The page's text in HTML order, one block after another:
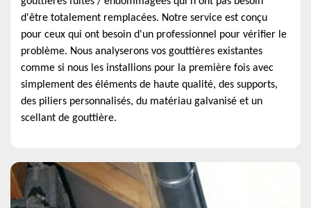
d'être totalement remplacées. Notre service est conçu
pour ceux qui ont besoin d'un professionnel pour vérifier le
problème. Nous analyserons vos gouttières existantes
comme si nous les installions pour la première fois avec
simplement des éléments de haute qualité, des supports,
des piliers personnalisés, du matériau galvanisé et un
scellant de gouttière.